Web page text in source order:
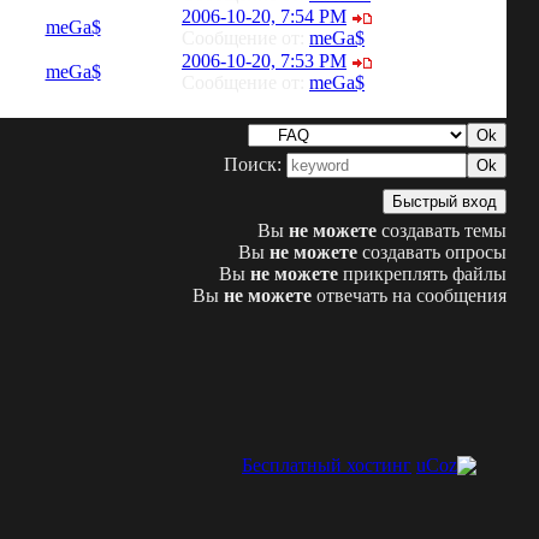
meGa$
2006-10-20, 7:54 PM
meGa$
meGa$
2006-10-20, 7:53 PM
meGa$
Поиск:
Вы не можете создавать темы
Вы не можете создавать опросы
Вы не можете прикреплять файлы
Вы не можете отвечать на сообщения
Бесплатный хостинг uCoz